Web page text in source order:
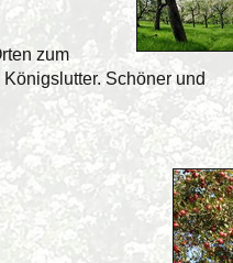
zum
Schöner und